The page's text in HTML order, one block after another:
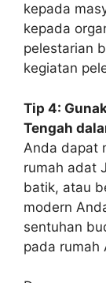
kepada
kepada
pelestarian
kegiatan
Tip 4:
Tengah
Anda dapat
rumah adat
batik, atau
modern
sentuhan
pada rumah